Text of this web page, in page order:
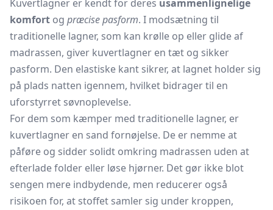
Kuvertlagner er kendt for deres usammenlignelige
komfort og præcise pasform. I modsætning til
traditionelle lagner, som kan krølle op eller glide af
madrassen, giver kuvertlagner en tæt og sikker
pasform. Den elastiske kant sikrer, at lagnet holder sig
på plads natten igennem, hvilket bidrager til en
uforstyrret søvnoplevelse.
For dem som kæmper med traditionelle lagner, er
kuvertlagner en sand fornøjelse. De er nemme at
påføre og sidder solidt omkring madrassen uden at
efterlade folder eller løse hjørner. Det gør ikke blot
sengen mere indbydende, men reducerer også
risikoen for, at stoffet samler sig under kroppen,